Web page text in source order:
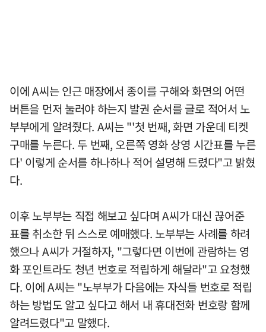
이에 A씨는 인근 매장에서 종이를 구해와 화면의 어떤
버튼을 먼저 눌러야 하는지 발권 순서를 글로 적어서 노
부부에게 알려줬다. A씨는 "'첫 번째, 화면 가운데 티켓
구매를 누른다. 두 번째, 오른쪽 영화 상영 시간표를 누른
다' 이렇게 순서를 하나하나 적어 설명해 드렸다"고 밝혔
다.
이후 노부부는 직접 해보고 싶다며 A씨가 대신 끊어준
표를 취소한 뒤 스스로 예매했다. 노부부는 사례를 하려
했으나 A씨가 거절하자, "그렇다면 이번에 관람하는 영
화 포인트라도 청년 번호로 적립하게 해달라"고 요청했
다. 이에 A씨는 "노부부가 다음에는 자식들 번호로 적립
하는 방법도 알고 싶다고 해서 내 휴대전화 번호랑 함께
알려드렸다"고 말했다.